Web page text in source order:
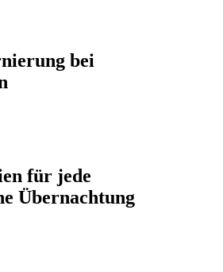
bei
für jede
Übernachtung